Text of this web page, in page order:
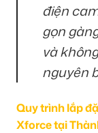
điện
gọn
và
nguyên
Quy trình lắp
Xforce tại